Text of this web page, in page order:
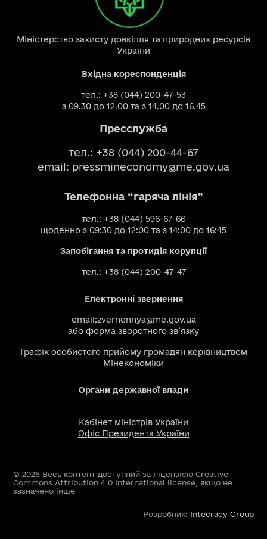
Міністерство захисту довкілля та природних ресурсів
України
Вхідна кореспонденція
тел.: +38 (044) 200-47-53
з 09.30 до 12.00 та з 14.00 до 16.45
Пресслужба
тел.: +38 (044) 200-44-67
email: pressmineconomy@me.gov.ua
Телефонна “гаряча лінія”
тел.: +38 (044) 596-67-66
щоденно з 09:30 до 12:00 та з 14:00 до 16:45
Запобігання та протидія корупції
тел.: +38 (044) 200-47-47
Електронні звернення
email:zvernennya@me.gov.ua
або форма зворотного зв`язку
Графік особистого прийому громадян керівництвом
Мінекономіки
Органи державної влади
Кабінет міністрів України
Офіс Президента України
© 2026 Весь контент доступний за ліцензією Creative
Commons Attribution 4.0 International license, якщо не
зазначено інше
Розробник: Intecracy Group